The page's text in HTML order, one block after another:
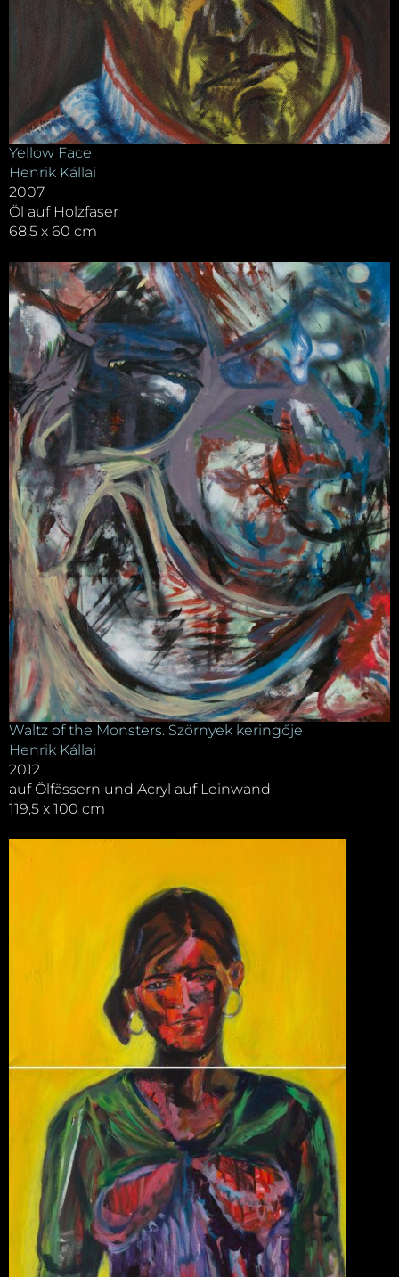
Yellow Face
Henrik Kállai
2007
Öl auf Holzfaser
68,5 x 60 cm
Waltz of the Monsters. Szörnyek keringője
Henrik Kállai
2012
auf Ölfässern und Acryl auf Leinwand
119,5 x 100 cm